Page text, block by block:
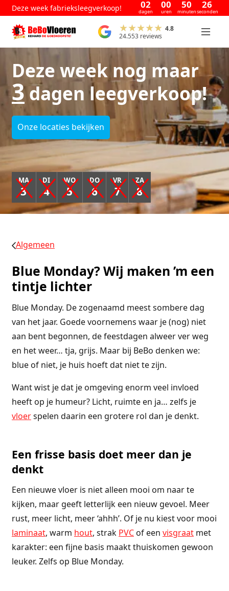
Deze week fabrieksleegverkoop! 02
dagen
00
uren
50
minuten
26
seconden
4.8
24.553 reviews
Deze week nog maar
3dagen leegverkoop!
Onze locaties bekijken
MA
3
DI
4
WO
5
DO
6
VR
7
ZA
8
Algemeen
Blue Monday? Wij maken ’m een
tintje lichter
Blue Monday. De zogenaamd meest sombere dag
van het jaar. Goede voornemens waar je (nog) niet
aan bent begonnen, de feestdagen alweer ver weg
en het weer… tja, grijs. Maar bij BeBo denken we:
blue of niet, je huis hoeft dat niet te zijn.
Want wist je dat je omgeving enorm veel invloed
heeft op je humeur? Licht, ruimte en ja… zelfs je
vloerspelen daarin een grotere rol dan je denkt.
Een frisse basis doet meer dan je
denkt
Een nieuwe vloer is niet alleen mooi om naar te
kijken, maar geeft letterlijk een nieuw gevoel. Meer
rust, meer licht, meer ‘ahhh’. Of je nu kiest voor mooi
laminaat, warm hout, strak PVCof een visgraatmet
karakter: een fijne basis maakt thuiskomen gewoon
leuker. Zelfs op Blue Monday.